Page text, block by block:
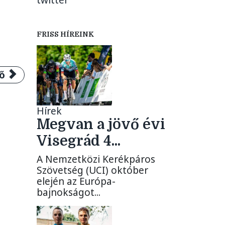
magyar
cikk: Július 12-én jön a Visegrád 4
FRISS HÍREINK
Hírek
Megvan a jövő évi
Visegrád 4...
A Nemzetközi Kerékpáros
Szövetség (UCI) október
elején az Európa-
bajnokságot...